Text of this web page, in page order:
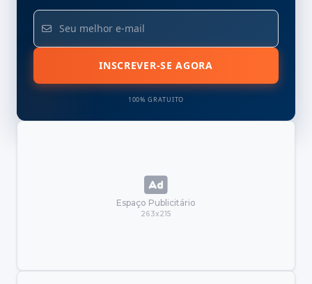
INSCREVER-SE AGORA
100% GRATUITO
Espaço Publicitário
263x215